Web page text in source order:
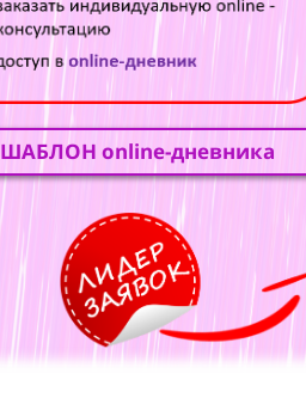
ШАБЛОН online-дневника